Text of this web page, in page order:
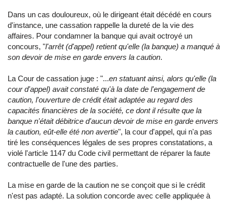
Dans un cas douloureux, où le dirigeant était décédé en cours
d'instance, une cassation rappelle la dureté de la vie des
affaires. Pour condamner la banque qui avait octroyé un
concours, "l'arrêt (d'appel) retient qu'elle (la banque) a manqué à
son devoir de mise en garde envers la caution.
La Cour de cassation juge : "...en statuant ainsi, alors qu'elle (la
cour d'appel) avait constaté qu'à la date de l'engagement de
caution, l'ouverture de crédit était adaptée au regard des
capacités financières de la société, ce dont il résulte que la
banque n'était débitrice d'aucun devoir de mise en garde envers
la caution, eût-elle été non avertie", la cour d'appel, qui n'a pas
tiré les conséquences légales de ses propres constatations, a
violé l'article 1147 du Code civil permettant de réparer la faute
contractuelle de l'une des parties.
La mise en garde de la caution ne se conçoit que si le crédit
n'est pas adapté. La solution concorde avec celle appliquée à